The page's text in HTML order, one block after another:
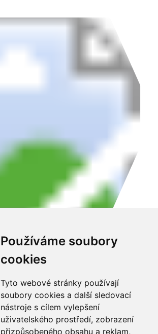
Používáme soubory
cookies
Tyto webové stránky používají
soubory cookies a další sledovací
nástroje s cílem vylepšení
uživatelského prostředí, zobrazení
přizpůsobeného obsahu a reklam,